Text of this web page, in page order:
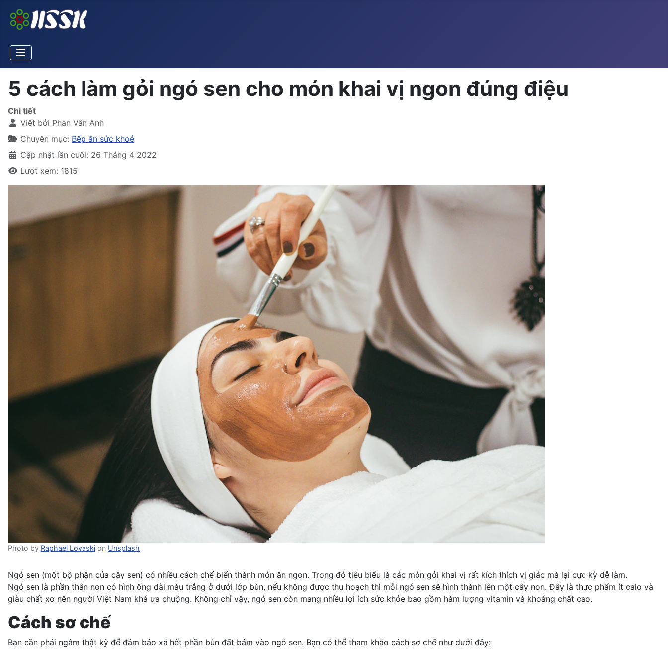
5 cách làm gỏi ngó sen cho món khai vị ngon đúng điệu
Chi tiết
Viết bởi Phan Vân Anh
Chuyên mục: Bếp ăn sức khoẻ
Cập nhật lần cuối: 26 Tháng 4 2022
Lượt xem: 1815
Photo by Raphael Lovaski on Unsplash
Ngó sen (một bộ phận của cây sen) có nhiều cách chế biến thành món ăn ngon. Trong đó tiêu biểu là các món gỏi khai vị rất kích thích vị giác mà lại cực kỳ dễ làm.
Ngó sen là phần thân non có hình ống dài màu trắng ở dưới lớp bùn, nếu không được thu hoạch thì mỗi ngó sen sẽ hình thành lên một cây non. Đây là thực phẩm ít calo và
giàu chất xơ nên người Việt Nam khá ưa chuộng. Không chỉ vậy, ngó sen còn mang nhiều lợi ích sức khỏe bao gồm hàm lượng vitamin và khoáng chất cao.
Cách sơ chế
Bạn cần phải ngâm thật kỹ để đảm bảo xả hết phần bùn đất bám vào ngó sen. Bạn có thể tham khảo cách sơ chế như dưới đây: